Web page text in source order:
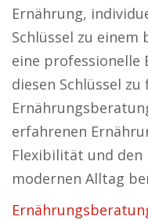
Ernährung,
Schlüssel zu einem
eine
diesen Schlüssel
erfahrenen
Flexibilität und
modernen Alltag